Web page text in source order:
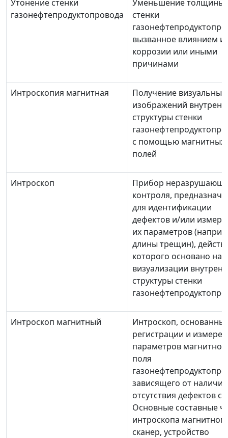
Утонение стенки
газонефтепродуктопровода
Уменьшение толщины
стенки
вызванное влиянием
коррозии или иными
причинами
Интроскопия магнитная
Получение визуальных
изображений
структуры стенки
с помощью магнитных
полей
Интроскоп
Прибор
контроля,
для идентификации
дефектов и/или
их параметров
длины трещин),
которого основано на
визуализации
структуры стенки
Интроскоп магнитный
Интроскоп,
регистрации и
параметров
поля
зависящего от
отсутствия дефектов
Основные составные
интроскопа
сканер, устройство